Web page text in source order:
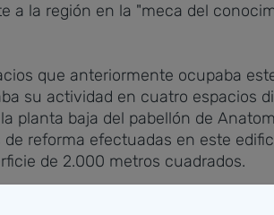
a la región en la "meca del
que anteriormente ocupaba
su actividad en cuatro espacios
planta baja del pabellón de
reforma efectuadas en este
de 2.000 metros cuadrados.
un recorrido por las nuevas